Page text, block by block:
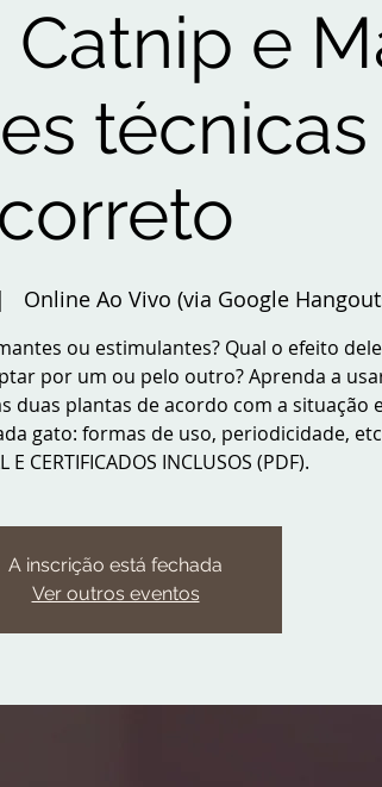
e
correto
Online Ao Vivo (via Google
ou estimulantes? Qual o efeito
por um ou pelo outro? Aprenda a
duas plantas de acordo com a situação
gato: formas de uso, periodicidade,
E CERTIFICADOS INCLUSOS (PDF).
A inscrição está fechada
Ver outros eventos